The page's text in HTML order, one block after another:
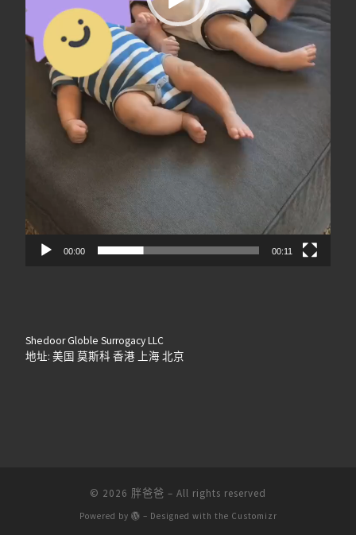
00:00 00:11
Shedoor Globle Surrogacy LLC
地址: 美国 莫斯科 香港 上海 北京
© 2026 胖爸爸 – All rights reserved
Powered by – Designed with the Customizr